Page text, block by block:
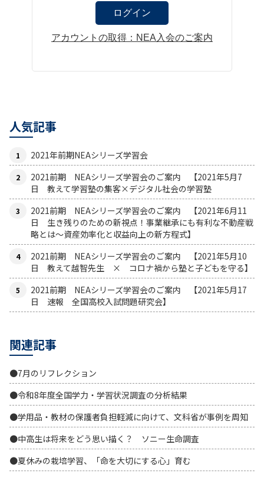
アカウントの取得：NEA入会のご案内
人気記事
2021年前期NEAシリーズ学習会
2021前期 NEAシリーズ学習会のご案内 【2021年5月7
日 教えて学習塾の集客×デジタル社会の学習塾
2021前期 NEAシリーズ学習会のご案内 【2021年6月11
日 生き残りのための新視点！事業継承にも有利な不動産戦
略とは〜資産効率化と収益向上の新方程式】
2021前期 NEAシリーズ学習会のご案内 【2021年5月10
日 教えて越智先生 × コロナ禍から塾と子どもを守る】
2021前期 NEAシリーズ学習会のご案内 【2021年5月17
日 速報 全国高校入試問題研究会】
関連記事
●7月のリフレクション
●令和8年度全国学力・学習状況調査の分析結果
●学用品・教材の保護者負担軽減に向けて、文科省が事例を周知
●中高生は将来をどう思い描く？ ソニー生命調査
●夏休みの栽培学習、「命を大切にする心」育む